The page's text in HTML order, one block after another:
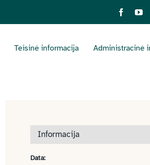
Teisinė informacija Administracinė
Informacija
Data: